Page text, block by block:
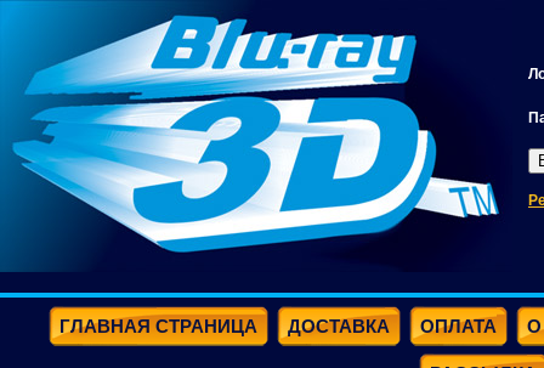
ГЛАВНАЯ СТРАНИЦА ДОСТАВКА ОПЛАТА О